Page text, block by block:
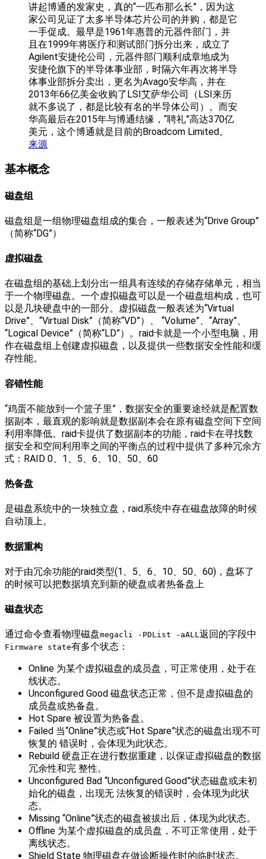
讲起博通的发家史，真的“一匹布那么长”，因为这
家公司见证了太多半导体芯片公司的并购，都是它
一手促成。最早是1961年惠普的元器件部门，并
且在1999年将医疗和测试部门拆分出来，成立了
Agilent安捷伦公司，元器件部门顺利成章地成为
安捷伦旗下的半导体事业部，时隔六年再次将半导
体事业部拆分卖出，更名为Avago安华高，并在
2013年66亿美金收购了LSI艾萨华公司（LSI来历
就不多说了，都是比较有名的半导体公司）。而安
华高最后在2015年与博通结缘，“聘礼”高达370亿
美元，这个博通就是目前的Broadcom Limited。
来源
基本概念
磁盘组
磁盘组是一组物理磁盘组成的集合，一般表述为“Drive Group”
（简称“DG”）
虚拟磁盘
在磁盘组的基础上划分出一组具有连续的存储存储单元，相当
于一个物理磁盘。一个虚拟磁盘可以是一个磁盘组构成，也可
以是几块硬盘中的一部分。虚拟磁盘一般表述为“Virtual
Drive”、“Virtual Disk”（简称“VD”）、 “Volume”、“Array”、
“Logical Device”（简称“LD”）。raid卡就是一个小型电脑，用
作在磁盘组上创建虚拟磁盘，以及提供一些数据安全性能和缓
存性能。
容错性能
“鸡蛋不能放到一个篮子里”，数据安全的重要途经就是配置数
据副本，最直观的影响就是数据副本会在原有磁盘空间下空间
利用率降低。raid卡提供了数据副本的功能，raid卡在寻找数
据安全和空间利用率之间的平衡点的过程中提供了多种冗余方
式：RAID 0、1、5、6、10、50、60
热备盘
是磁盘系统中的一块独立盘，raid系统中存在磁盘故障的时候
自动顶上。
数据重构
对于由冗余功能的raid类型(1、5、6、10、50、60)，盘坏了
的时候可以把数据填充到新的硬盘或者热备盘上
磁盘状态
通过命令查看物理磁盘megacli -PDList -aALL返回的字段中
Firmware state有多个状态：
Online 为某个虚拟磁盘的成员盘，可正常使用，处于在
线状态。
Unconfigured Good 磁盘状态正常，但不是虚拟磁盘的
成员盘或热备盘。
Hot Spare 被设置为热备盘。
Failed 当“Online”状态或“Hot Spare”状态的磁盘出现不可
恢复的 错误时，会体现为此状态。
Rebuild 硬盘正在进行数据重建，以保证虚拟磁盘的数据
冗余性和完 整性。
Unconfigured Bad “Unconfigured Good”状态磁盘或未初
始化的磁盘，出现无 法恢复的错误时，会体现为此状
态。
Missing “Online”状态的磁盘被拔出后，体现为此状态。
Offline 为某个虚拟磁盘的成员盘，不可正常使用，处于
离线状态。
Shield State 物理磁盘在做诊断操作时的临时状态。